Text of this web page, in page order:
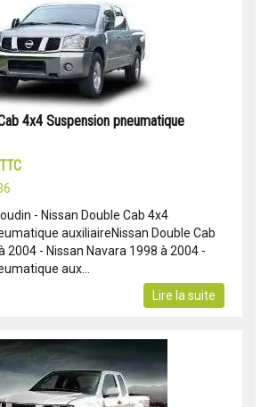
4x4 Suspension pneumatique
TTC
- Nissan Double Cab 4x4
auxiliaireNissan Double Cab
2004 - Nissan Navara 1998 à 2004 -
aux...
Lire la suite